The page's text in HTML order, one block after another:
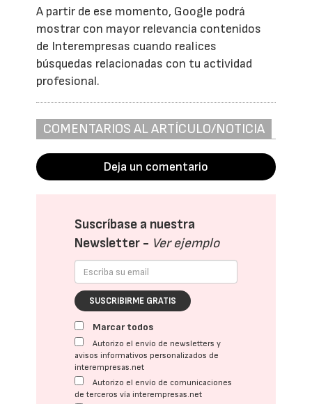
A partir de ese momento, Google podrá
mostrar con mayor relevancia contenidos
de Interempresas cuando realices
búsquedas relacionadas con tu actividad
profesional.
COMENTARIOS AL ARTÍCULO/NOTICIA
Deja un comentario
Suscríbase a nuestra
Newsletter - Ver ejemplo
SUSCRIBIRME GRATIS
Marcar todos
Autorizo el envío de newsletters y
avisos informativos personalizados de
interempresas.net
Autorizo el envío de comunicaciones
de terceros vía interempresas.net